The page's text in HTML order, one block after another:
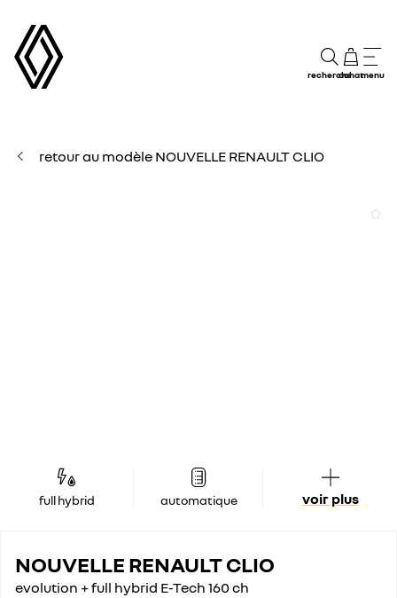
rechercheachatmenu
retour au modèle NOUVELLE RENAULT CLIO
full hybrid automatique voir plus
NOUVELLE RENAULT CLIO
evolution + full hybrid E-Tech 160 ch